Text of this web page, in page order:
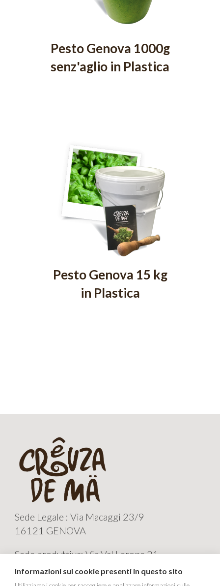
Pesto Genova 1000g
senz'aglio in Plastica
Pesto Genova 15 kg
in Plastica
Sede Legale : Via Macaggi 23/9
16121 GENOVA
Sede produttiva: Via Val Lerone 21
16011 ARENZANO GE
Informazioni sui cookie presenti in questo sito